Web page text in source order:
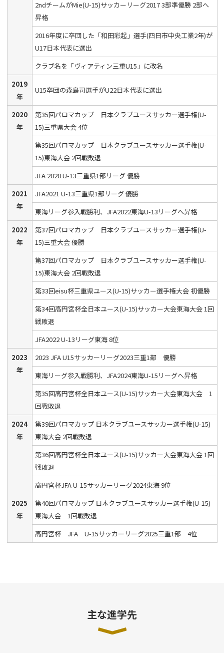
2ndチームがMie(U-15)サッカーリーグ2017 3部準優勝 2部へ
昇格
2016年度に卒団した「和田彩起」選手(四日市中央工業2年)が
U17日本代表に選出
クラブ名を「ヴィアティン三重U15」に改名
2019
年
U15卒団の森島司選手がU22日本代表に選出
2020
年
第35回パロマカップ 日本クラブユースサッカー選手権(U-
15)三重県大会 4位
第35回パロマカップ 日本クラブユースサッカー選手権(U-
15)東海大会 2回戦敗退
JFA 2020 U-13三重県1部リーグ 優勝
2021
年
JFA2021 U-13三重県1部リーグ 優勝
東海リーグ参入戦勝利、JFA2022東海U-13リーグへ昇格
2022
年
第37回パロマカップ 日本クラブユースサッカー選手権(U-
15)三重大会 優勝
第37回パロマカップ 日本クラブユースサッカー選手権(U-
15)東海大会 2回戦敗退
第33回eisu杯三重県ユース(U-15)サッカー選手権大会 初優勝
第34回高円宮杯全日本ユース(U-15)サッカー大会東海大会 1回
戦敗退
JFA2022 U-13リーグ東海 8位
2023
年
2023 JFA U15サッカーリーグ2023三重1部 優勝
東海リーグ参入戦勝利、JFA2024東海U-15リーグへ昇格
第35回高円宮杯全日本ユース(U-15)サッカー大会東海大会 1
回戦敗退
2024
年
第39回パロマカップ 日本クラブユースサッカー選手権(U-15)
東海大会 2回戦敗退
第36回高円宮杯全日本ユース(U-15)サッカー大会東海大会 1回
戦敗退
高円宮杯JFA U-15サッカーリーグ2024東海 9位
2025
年
第40回パロマカップ 日本クラブユースサッカー選手権(U-15)
東海大会 1回戦敗退
高円宮杯 JFA U-15サッカーリーグ2025三重1部 4位
主な進学先